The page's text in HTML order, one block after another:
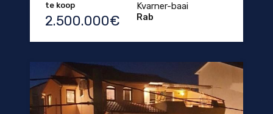
te koop
2.500.000€
Kvarner-baai
Rab